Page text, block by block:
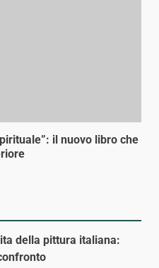
il nuovo libro che
della pittura italiana: